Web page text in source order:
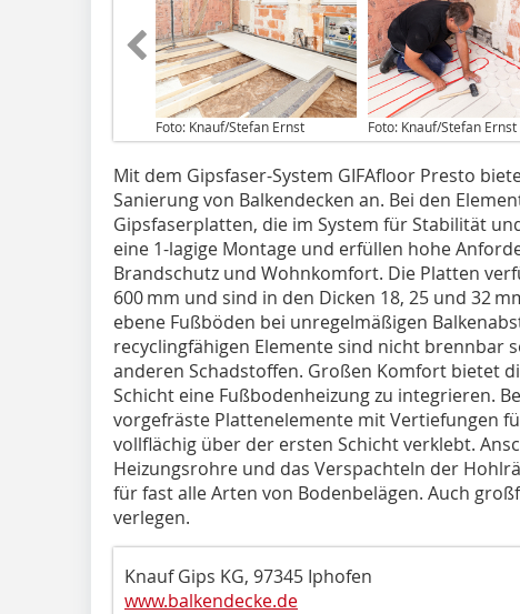
Foto: Knauf/Stefan Ernst Foto: Knauf/Stefan Ernst
Mit dem Gipsfaser-System GIFAfloor Presto
Sanierung von Balkendecken an. Bei den
Gipsfaserplatten, die im System für Stabilität
eine 1-lagige Montage und erfüllen hohe
Brandschutz und Wohnkomfort. Die Platten
600 mm und sind in den Dicken 18, 25 und 32
ebene Fußböden bei unregelmäßigen
recyclingfähigen Elemente sind nicht brennbar
anderen Schadstoffen. Großen Komfort bietet
Schicht eine Fußbodenheizung zu integrieren.
vorgefräste Plattenelemente mit Vertiefungen
vollflächig über der ersten Schicht verklebt.
Heizungsrohre und das Verspachteln der
für fast alle Arten von Bodenbelägen. Auch
verlegen.
Knauf Gips KG, 97345 Iphofen
www.balkendecke.de